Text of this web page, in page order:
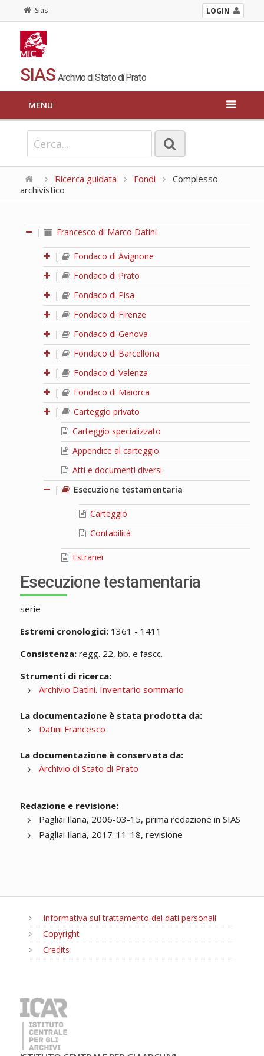
Sias LOGIN
SIAS Archivio di Stato di Prato
MENU
Ricerca guidata Fondi
Complesso
archivistico
| Francesco di Marco Datini
|
Fondaco di Avignone
|
Fondaco di Prato
|
Fondaco di Pisa
|
Fondaco di Firenze
|
Fondaco di Genova
|
Fondaco di Barcellona
|
Fondaco di Valenza
|
Fondaco di Maiorca
|
Carteggio privato
Carteggio specializzato
Appendice al carteggio
Atti e documenti diversi
|
Esecuzione testamentaria
Carteggio
Contabilità
Estranei
Esecuzione testamentaria
serie
Estremi cronologici:1361 - 1411
Consistenza:regg. 22, bb. e fascc.
Strumenti di ricerca:
Archivio Datini. Inventario sommario
La documentazione è stata prodotta da:
Datini Francesco
La documentazione è conservata da:
Archivio di Stato di Prato
Redazione e revisione:
Pagliai Ilaria, 2006-03-15, prima redazione in SIAS
Pagliai Ilaria, 2017-11-18, revisione
Informativa sul trattamento dei dati personali
Copyright
Credits